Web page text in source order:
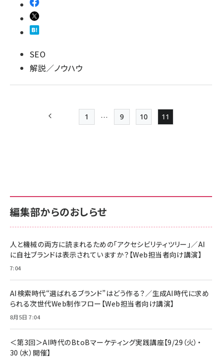
SEO
解説／ノウハウ
前ページ 先頭ページ
1 …
Page
9
Page
10
Page
11
編集部からのおしらせ
人と機械の両方に読まれるための「アクセシビリティツリー」／AI
に自社ブランドは表示されていますか？【Web担当者向け講演】
7:04
AI検索時代“選ばれるブランド”はどう作る？／生成AI時代に求め
られる次世代Web制作フロー【Web担当者向け講演】
8月5日 7:04
＜第3回＞AI時代のBtoBマーケティング実践講座【9/29（火）・
30（水）開催】